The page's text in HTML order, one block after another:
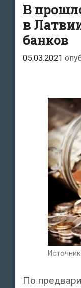
в
В
в
банков
05.03.2021
По